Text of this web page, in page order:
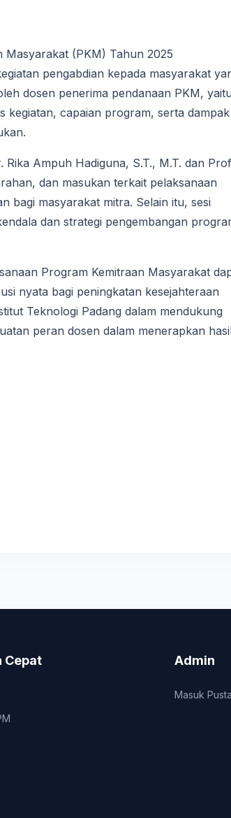
Masyarakat (PKM) Tahun 2025
pengabdian kepada masyarakat
dosen penerima pendanaan PKM, yaitu
kegiatan, capaian program, serta dampak
Ampuh Hadiguna, S.T., M.T. dan
dan masukan terkait pelaksanaan
bagi masyarakat mitra. Selain itu, sesi
dan strategi pengembangan
Program Kemitraan Masyarakat
nyata bagi peningkatan kesejahteraan
Teknologi Padang dalam mendukung
peran dosen dalam menerapkan
Cepat Admin
Masuk